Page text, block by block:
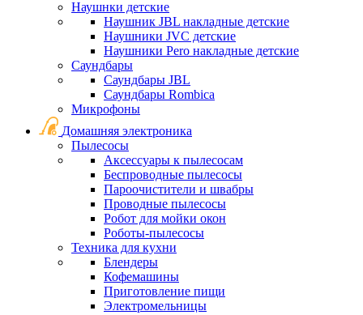
Наушнки детские
Наушник JBL накладные детские
Наушники JVC детские
Наушники Pero накладные детские
Саундбары
Саундбары JBL
Саундбары Rombica
Микрофоны
Домашняя электроника
Пылесосы
Аксессуары к пылесосам
Беспроводные пылесосы
Пароочистители и швабры
Проводные пылесосы
Робот для мойки окон
Роботы-пылесосы
Техника для кухни
Блендеры
Кофемашины
Приготовление пищи
Электромельницы